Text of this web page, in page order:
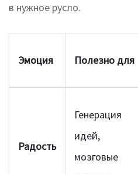
в нужное русло.
Эмоция Полезно для
Радость
Генерация
идей,
мозговые